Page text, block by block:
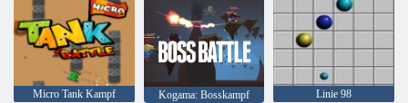
Micro Tank Kampf Kogama: Bosskampf Linie 98